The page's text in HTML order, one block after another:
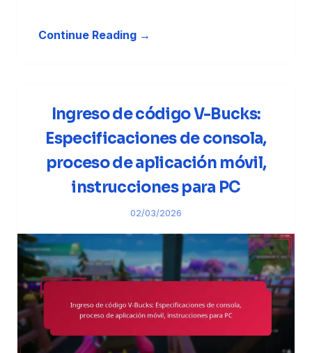
Continue Reading →
Ingreso de código V-Bucks:
Especificaciones de consola,
proceso de aplicación móvil,
instrucciones para PC
02/03/2026